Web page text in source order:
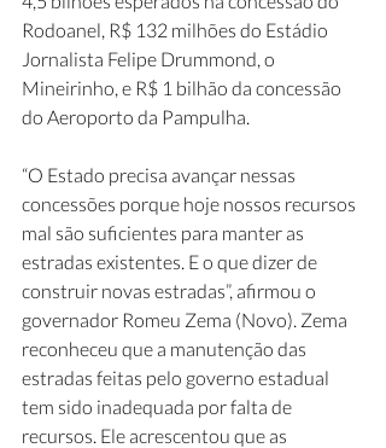
Rodoanel, R$ 132 milhões do Estádio
Jornalista Felipe Drummond, o
Mineirinho, e R$ 1 bilhão da concessão
do Aeroporto da Pampulha.
“O Estado precisa avançar nessas
concessões porque hoje nossos recursos
mal são suficientes para manter as
estradas existentes. E o que dizer de
construir novas estradas”, afirmou o
governador Romeu Zema (Novo). Zema
reconheceu que a manutenção das
estradas feitas pelo governo estadual
tem sido inadequada por falta de
recursos. Ele acrescentou que as